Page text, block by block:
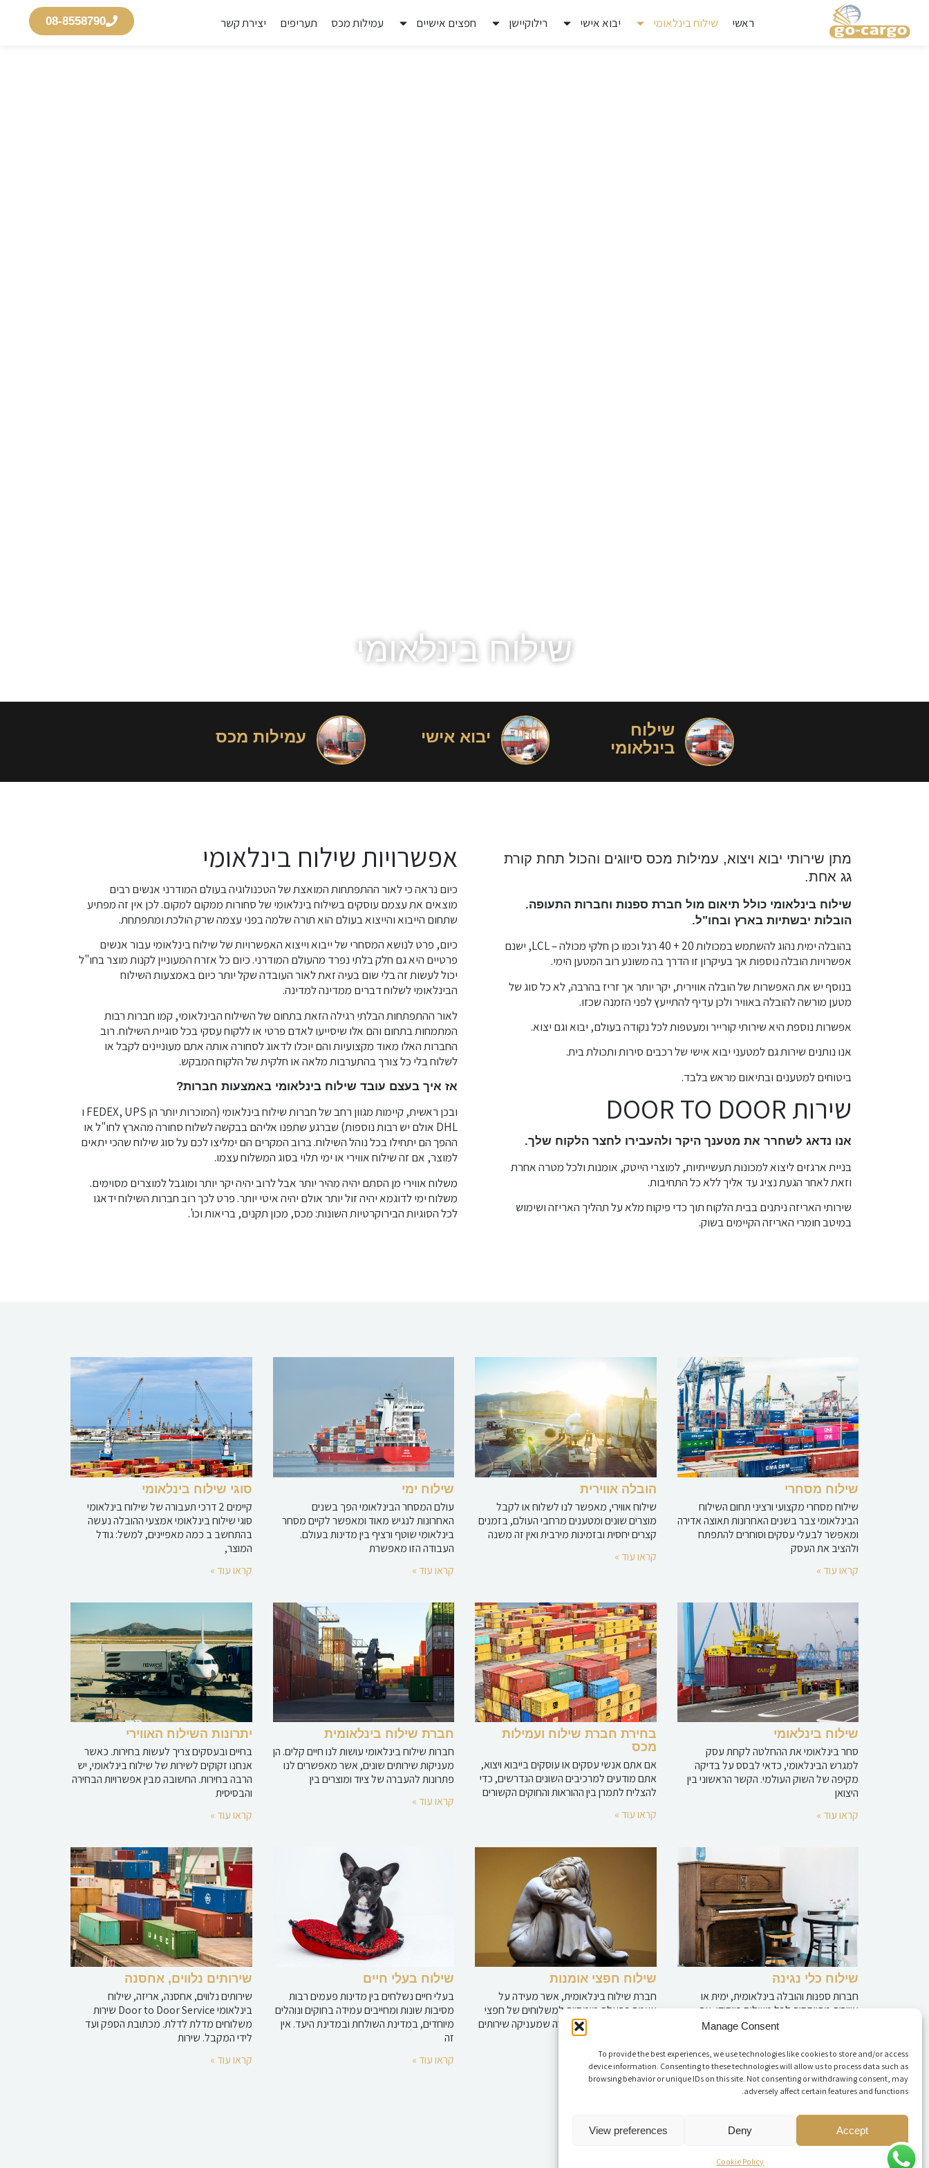
Manage Consent
To provide the best experiences, we use technologies like cookies to store and/or access
device information. Consenting to these technologies will allow us to process data such as
browsing behavior or unique IDs on this site. Not consenting or withdrawing consent, may
adversely affect certain features and functions.
Accept
Deny
View preferences
Cookie Policy
ראשי שילוח בינלאומי יבוא אישי רילוקיישן חפצים אישיים עמילות מכס תעריפים יצירת קשר 08-8558790
שילוח בינלאומי
שילוח
בינלאומי
יבוא אישי עמילות מכס
מתן שירותי יבוא ויצוא, עמילות מכס סיווגים והכול תחת קורת
גג אחת.
שילוח בינלאומי כולל תיאום מול חברת ספנות וחברות התעופה.
הובלות יבשתיות בארץ ובחו"ל.
בהובלה ימית נהוג להשתמש במכולות 20 + 40 רגל וכמו כן חלקי מכולה – LCL, ישנם
אפשרויות הובלה נוספות אך בעיקרון זו הדרך בה משונע רוב המטען הימי.
בנוסף יש את האפשרות של הובלה אווירית, יקר יותר אך זריז בהרבה, לא כל סוג של
מטען מורשה להובלה באוויר ולכן עדיף להתייעץ לפני הזמנה שכזו.
אפשרות נוספת היא שירותי קורייר ומעטפות לכל נקודה בעולם, יבוא וגם יצוא.
אנו נותנים שירות גם למטעני יבוא אישי של רכבים סירות ותכולת בית.
ביטוחים למטענים ובתיאום מראש בלבד.
שירות DOOR TO DOOR
אנו נדאג לשחרר את מטענך היקר ולהעבירו לחצר הלקוח שלך.
בניית ארגזים ליצוא למכונות תעשייתיות, למוצרי הייטק, אומנות ולכל מטרה אחרת
וזאת לאחר הגעת נציג עד אליך ללא כל התחיבות.
שירותי האריזה ניתנים בבית הלקוח תוך כדי פיקוח מלא על תהליך האריזה ושימוש
במיטב חומרי האריזה הקיימים בשוק.
אפשרויות שילוח בינלאומי
כיום נראה כי לאור ההתפתחות המואצת של הטכנולוגיה בעולם המודרני אנשים רבים
מוצאים את עצמם עוסקים בשילוח בינלאומי של סחורות ממקום למקום. לכן אין זה מפתיע
שתחום הייבוא והייצוא בעולם הוא תורה שלמה בפני עצמה שרק הולכת ומתפתחת.
כיום, פרט לנושא המסחרי של ייבוא וייצוא האפשרויות של שילוח בינלאומי עבור אנשים
פרטיים היא גם חלק בלתי נפרד מהעולם המודרני. כיום כל אזרח המעוניין לקנות מוצר בחו"ל
יכול לעשות זה בלי שום בעיה זאת לאור העובדה שקל יותר כיום באמצעות השילוח
הבינלאומי לשלוח דברים ממדינה למדינה.
לאור ההתפתחות הבלתי רגילה הזאת בתחום של השילוח הבינלאומי, קמו חברות רבות
המתמחות בתחום והם אלו שיסייעו לאדם פרטי או ללקוח עסקי בכל סוגיית השילוח. רוב
החברות האלו מאוד מקצועיות והם יוכלו לדאוג לסחורה אותה אתם מעוניינים לקבל או
לשלוח בלי כל צורך בהתערבות מלאה או חלקית של הלקוח המבקש.
אז איך בעצם עובד שילוח בינלאומי באמצעות חברות?
ובכן ראשית, קיימות מגוון רחב של חברות שילוח בינלאומי (המוכרות יותר הן FEDEX, UPS ו
DHL אולם יש רבות נוספות) שברגע שתפנו אליהם בבקשה לשלוח סחורה מהארץ לחו"ל או
ההפך הם יתחילו בכל נוהל השילוח. ברוב המקרים הם ימליצו לכם על סוג שילוח שהכי יתאים
למוצר, אם זה שילוח אווירי או ימי תלוי בסוג המשלוח עצמו.
משלוח אווירי מן הסתם יהיה מהיר יותר אבל לרוב יהיה יקר יותר ומוגבל למוצרים מסוימים.
משלוח ימי לדוגמא יהיה זול יותר אולם יהיה איטי יותר. פרט לכך רוב חברות השילוח ידאגו
לכל הסוגיות הבירוקרטיות השונות: מכס, מכון תקנים, בריאות וכו'.
שילוח מסחרי
שילוח מסחרי מקצועי ורציני תחום השילוח
הבינלאומי צבר בשנים האחרונות תאוצה אדירה
ומאפשר לבעלי עסקים וסוחרים להתפתח
ולהציב את העסק
קראו עוד »
הובלה אווירית
שילוח אווירי, מאפשר לנו לשלוח או לקבל
מוצרים שונים ומטענים מרחבי העולם, בזמנים
קצרים יחסית ובזמינות מירבית ואין זה משנה
קראו עוד »
שילוח ימי
עולם המסחר הבינלאומי הפך בשנים
האחרונות לנגיש מאוד ומאפשר לקיים מסחר
בינלאומי שוטף ורציף בין מדינות בעולם.
העבודה הזו מאפשרת
קראו עוד »
סוגי שילוח בינלאומי
קיימים 2 דרכי תעבורה של שילוח בינלאומי
סוגי שילוח בינלאומי אמצעי ההובלה נעשה
בהתחשב ב כמה מאפיינים, למשל: גודל
המוצר,
קראו עוד »
שילוח בינלאומי
סחר בינלאומי את ההחלטה לקחת עסק
למגרש הבינלאומי, כדאי לבסס על בדיקה
מקיפה של השוק העולמי. הקשר הראשוני בין
היצואן
קראו עוד »
בחירת חברת שילוח ועמילות
מכס
אם אתם אנשי עסקים או עוסקים בייבוא ויצוא,
אתם מודעים למרכיבים השונים הנדרשים, כדי
להצליח לתמרן בין ההוראות והחוקים הקשורים
קראו עוד »
חברת שילוח בינלאומית
חברות שילוח בינלאומי עושות לנו חיים קלים. הן
מעניקות שירותים שונים, אשר מאפשרים לנו
פתרונות להעברה של ציוד ומוצרים בין
קראו עוד »
יתרונות השילוח האווירי
בחיים ובעסקים צריך לעשות בחירות. כאשר
אנחנו זקוקים לשירות של שילוח בינלאומי, יש
הרבה בחירות. החשובה מבין אפשרויות הבחירה
והבסיסית
קראו עוד »
שילוח כלי נגינה
חברות ספנות והובלה בינלאומית, ימית או
אווירית מתייחסות לכל משלוח כייחודי, אך
כאשר אנו מבקשים להוביל כלי נגינה, תמיד
קראו עוד »
שילוח חפצי אומנות
חברת שילוח בינלאומית, אשר מעידה על
עצמה כבעלת מומחיות למשלוחים של חפצי
אמנות, אמורה להיות חברה שמעניקה שירותים
קראו עוד »
שילוח בעלי חיים
בעלי חיים נשלחים בין מדינות פעמים רבות
מסיבות שונות ומחייבים עמידה בחוקים ונוהלים
מיוחדים, במדינת השולחת ובמדינת היעד. אין
זה
קראו עוד »
שירותים נלווים, אחסנה
שירותים נלווים, אחסנה, אריזה, שילוח
בינלאומי Door to Door Service שירות
משלוחים מדלת לדלת. מכתובת הספק ועד
לידי המקבל. שירות
קראו עוד »